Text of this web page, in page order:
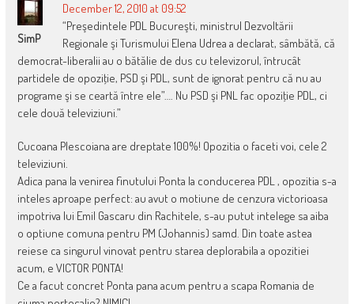
SimP
December 12, 2010 at 09:52
“Preşedintele PDL Bucureşti, ministrul Dezvoltării
Regionale şi Turismului Elena Udrea a declarat, sâmbătă, că
democrat-liberalii au o bătălie de dus cu televizorul, întrucât
partidele de opoziţie, PSD şi PDL, sunt de ignorat pentru că nu au
programe şi se ceartă între ele”…. Nu PSD şi PNL fac opoziţie PDL, ci
cele două televiziuni.”
Cucoana Plescoiana are dreptate 100%! Opozitia o faceti voi, cele 2
televiziuni.
Adica pana la venirea finutului Ponta la conducerea PDL , opozitia s-a
inteles aproape perfect: au avut o motiune de cenzura victorioasa
impotriva lui Emil Gascaru din Rachitele, s-au putut intelege sa aiba
o optiune comuna pentru PM (Johannis) samd. Din toate astea
reiese ca singurul vinovat pentru starea deplorabila a opozitiei
acum, e VICTOR PONTA!
Ce a facut concret Ponta pana acum pentru a scapa Romania de